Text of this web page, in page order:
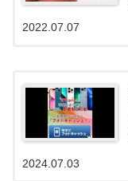
2022.07.07
2024.07.03